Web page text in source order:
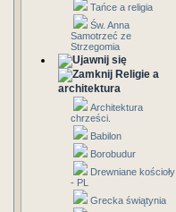
Tańce a religia
Św. Anna
Samotrzeć ze
Strzegomia
Religie a
architektura
Architektura
chrześci.
Babilon
Borobudur
Drewniane kościoły
- PL
Grecka świątynia